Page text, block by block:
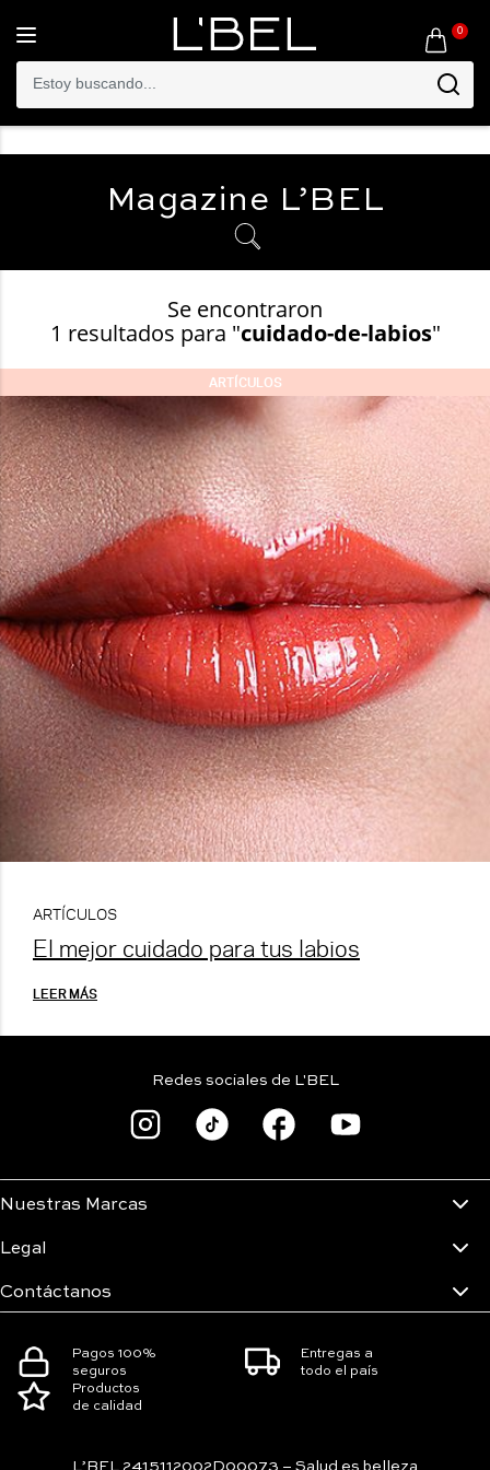
0
Magazine L’BEL
Se encontraron
1 resultados para "cuidado-de-labios"
ARTÍCULOS
ARTÍCULOS
El mejor cuidado para tus labios
LEER MÁS
Nuestras Marcas
Legal
Contáctanos
Redes sociales de L'BEL
Pagos 100%
seguros
Entregas a
todo el país
Productos
de calidad